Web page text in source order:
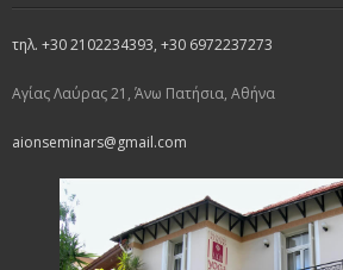
τηλ. +30 2102234393, +30 6972237273
Αγίας Λαύρας 21, Άνω Πατήσια, Αθήνα
aionseminars@gmail.com